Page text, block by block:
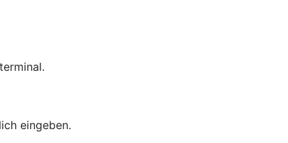
eingeben.